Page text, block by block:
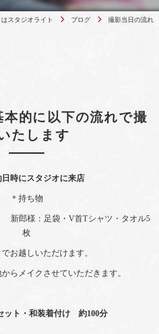
スタジオライト ブログ 撮影当日の流れ
本的に以下の流れで撮
たします
時にスタジオに来店
＊持ち物
郎様：足袋・V首Tシャツ・タオル5
枚
お越しいただけます。
らメイクさせていただきます。
ット・和装着付け 約100分